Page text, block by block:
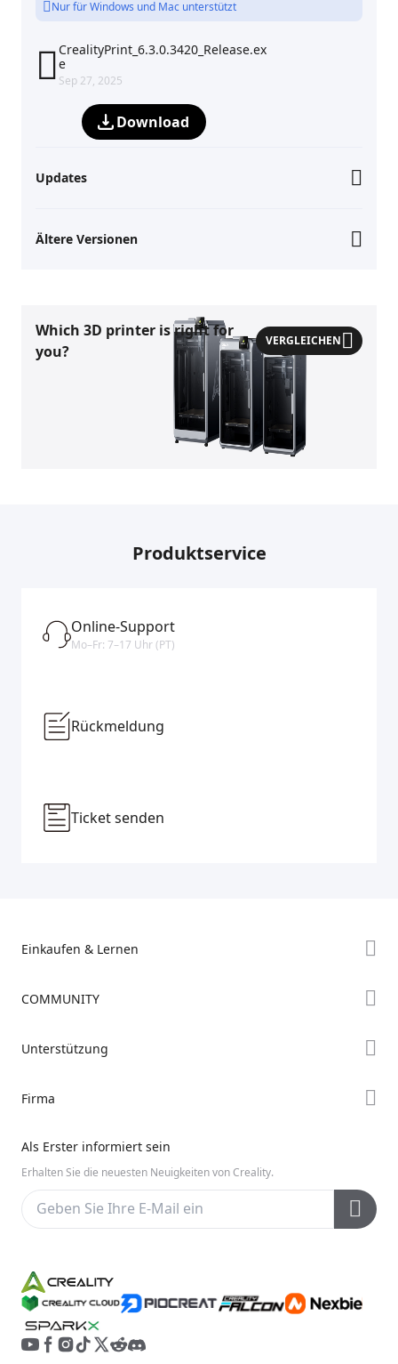
Nur für Windows und Mac unterstützt
 CrealityPrint_6.3.0.3420_Release.ex
e
Sep 27, 2025
Download
Updates
Ältere Versionen
Which 3D printer is right for
you?
VERGLEICHEN
Produktservice
Online-Support
Mo–Fr: 7–17 Uhr (PT)
Rückmeldung
Ticket senden
Einkaufen & Lernen
Händler finden
Hi-Serie
COMMUNITY
Discord
Unterstützung
Hilfe
Videos
Kundendienst
Firma
Kontakt uns
Als Erster informiert sein
Erhalten Sie die neuesten Neuigkeiten von Creality.